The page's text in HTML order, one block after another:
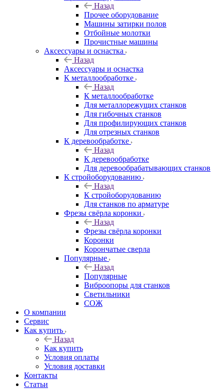
Назад
Прочее оборудование
Машины затирки полов
Отбойные молотки
Прочистные машины
Аксeccyapы и оснастка
Назад
Аксeccyapы и оснастка
К металлообработке
Назад
К металлообработке
Для металлорежущих станков
Для гибочных станков
Для профилирующих станков
Для отрезных станков
К деревообработке
Назад
К деревообработке
Для деревообрабатывающих станков
К стройоборудованию
Назад
К стройоборудованию
Для станков по арматуре
Фрезы свёрла коронки
Назад
Фрезы свёрла коронки
Коронки
Корончатые сверла
Популярные
Назад
Популярные
Виброопоры для станков
Светильники
СОЖ
О компании
Сервис
Как купить
Назад
Как купить
Условия оплаты
Условия доставки
Контакты
Статьи